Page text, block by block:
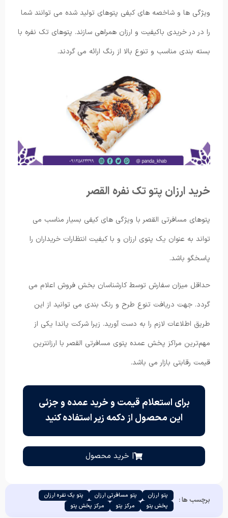
ویژگی ها و شاخصه های کیفی پتوهای تولید شده می توانند شما
را در در خریدی باکیفیت و ارزان همراهی سازند. پتوهای تک نفره با
بسته بندی مناسب و تنوع بالا از رنگ ارائه می گردند.
خرید ارزان پتو تک نفره القصر
پتوهای مسافرتی القصر با ویژگی های کیفی بسیار مناسب می
تواند به عنوان یک پتوی ارزان و با کیفیت انتظارات خریداران را
پاسخگو باشد.
حداقل میزان سفارش توسط کارشناسان بخش فروش اعلام می
گردد. جهت دریافت تنوع طرح و رنگ بندی می توانید از این
طریق اطلاعات لازم را به دست آورید. زیرا شرکت پاندا یکی از
مهم‌ترین مراکز پخش عمده پتوی مسافرتی القصر با ارزانترین
قیمت رقابتی بازار می باشد.
برای استعلام قیمت و خرید عمده و جزئی
این محصول از دکمه زیر استفاده کنید
| خرید محصول
برچسب ها : پتو ارزان پتو مسافرتی ارزان
پتو یک نفره ارزان
پخش پتو
مرکز پتو مرکز پخش پتو